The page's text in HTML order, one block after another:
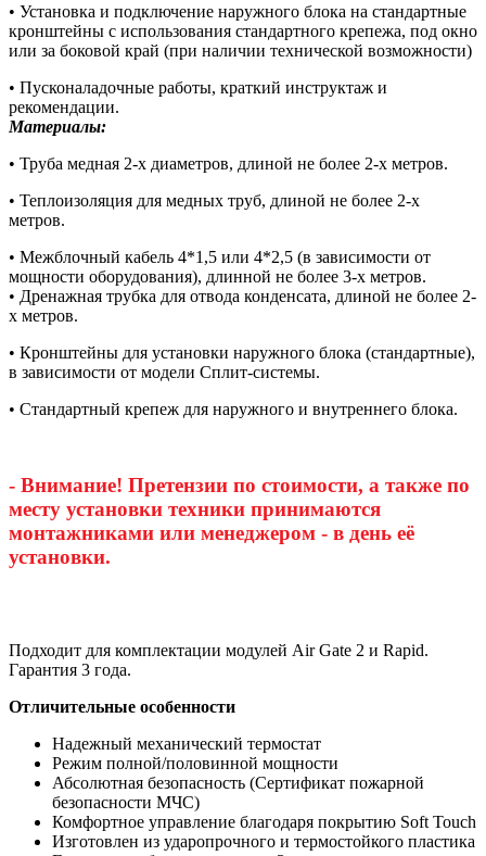
• Установка и подключение наружного блока на стандартные
кронштейны с использования стандартного крепежа, под окно
или за боковой край (при наличии технической возможности)
• Пусконаладочные работы, краткий инструктаж и
рекомендации.
Материалы:
• Труба медная 2-х диаметров, длиной не более 2-х метров.
• Теплоизоляция для медных труб, длиной не более 2-х
метров.
• Межблочный кабель 4*1,5 или 4*2,5 (в зависимости от
мощности оборудования), длинной не более 3-х метров.
• Дренажная трубка для отвода конденсата, длиной не более 2-
х метров.
• Кронштейны для установки наружного блока (стандартные),
в зависимости от модели Сплит-системы.
• Стандартный крепеж для наружного и внутреннего блока.
- Внимание! Претензии по стоимости, а также по
месту установки техники принимаются
монтажниками или менеджером - в день её
установки.
Подходит для комплектации модулей Air Gate 2 и Rapid.
Гарантия 3 года.
Отличительные особенности
Надежный механический термостат
Режим полной/половинной мощности
Абсолютная безопасность (Сертификат пожарной
безопасности МЧС)
Комфортное управление благодаря покрытию Soft Touch
Изготовлен из ударопрочного и термостойкого пластика